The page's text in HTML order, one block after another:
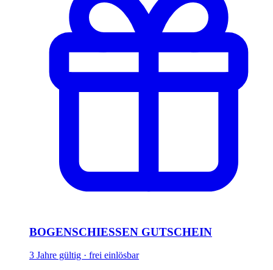
BOGENSCHIESSEN GUTSCHEIN
3 Jahre gültig · frei einlösbar